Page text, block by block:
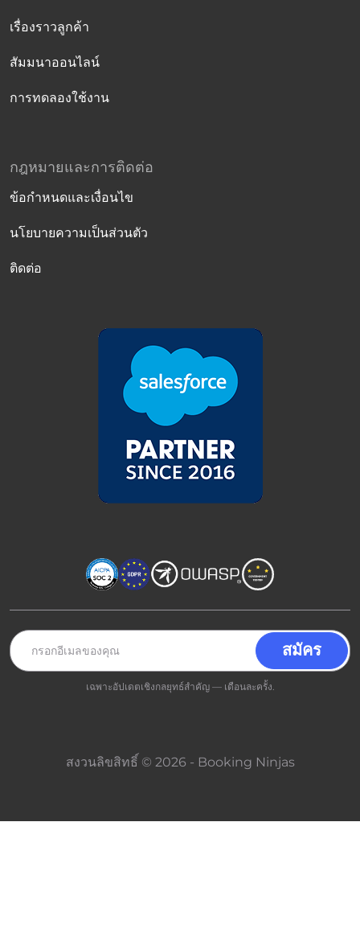
เรื่องราวลูกค้า
สัมมนาออนไลน์
การทดลองใช้งาน
กฎหมายและการติดต่อ
ข้อกำหนดและเงื่อนไข
นโยบายความเป็นส่วนตัว
ติดต่อ
เฉพาะอัปเดตเชิงกลยุทธ์สำคัญ — เดือนละครั้ง.
สงวนลิขสิทธิ์ © 2026 - Booking Ninjas